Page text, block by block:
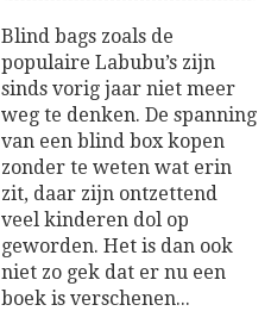
Blind bags zoals de
populaire Labubu’s zijn
sinds vorig jaar niet meer
weg te denken. De spanning
van een blind box kopen
zonder te weten wat erin
zit, daar zijn ontzettend
veel kinderen dol op
geworden. Het is dan ook
niet zo gek dat er nu een
boek is verschenen...